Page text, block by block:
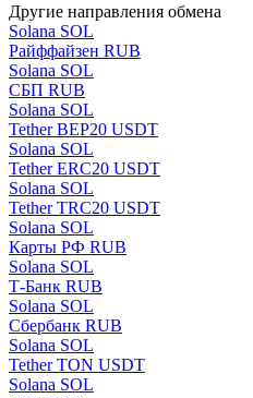
Другие направления обмена
Solana SOL
Paйффaйзeн RUB
Solana SOL
СБП RUB
Solana SOL
Tether BEP20 USDT
Solana SOL
Tether ERC20 USDT
Solana SOL
Tether TRC20 USDT
Solana SOL
Карты РФ RUB
Solana SOL
Т-Банк RUB
Solana SOL
Сбербанк RUB
Solana SOL
Tether TON USDT
Solana SOL